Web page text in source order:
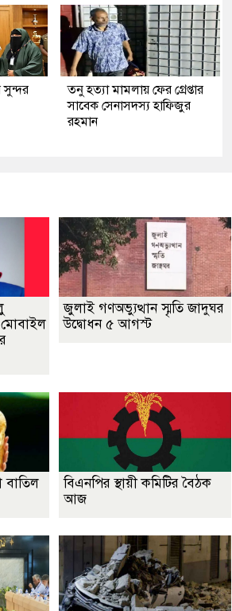
সুন্দর
তনু হত্যা মামলায় ফের গ্রেপ্তার
সাবেক সেনাসদস্য হাফিজুর
রহমান
মোবাইল
জুলাই গণঅভ্যুত্থান স্মৃতি জাদুঘর
উদ্বোধন ৫ আগস্ট
বাতিল
বিএনপির স্থায়ী কমিটির বৈঠক
আজ